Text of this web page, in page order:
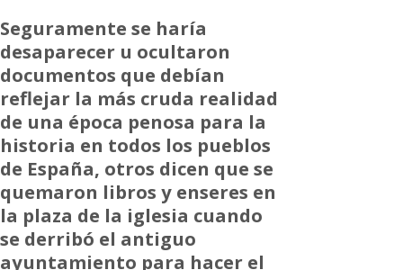
Seguramente se haría
desaparecer u ocultaron
documentos que debían
reflejar la más cruda realidad
de una época penosa para la
historia en todos los pueblos
de España, otros dicen que se
quemaron libros y enseres en
la plaza de la iglesia cuando
se derribó el antiguo
ayuntamiento para hacer el